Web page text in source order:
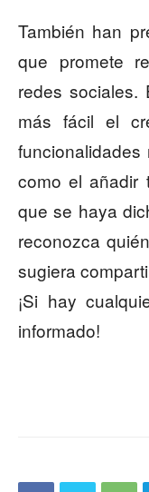
También han
que promete
redes sociales.
más fácil el
funcionalidades
como el añadir
que se haya
reconozca
sugiera
¡Si hay
informado!